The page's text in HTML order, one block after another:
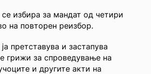
избира за мандат од четири
на повторен реизбор.
претставува и застапува
грижи за спроведување на
и другите акти на